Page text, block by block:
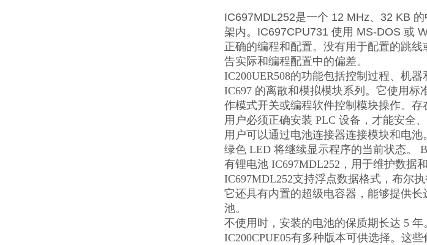
IC697MDL252是一个 12 MHz、32 KB
架内。IC697CPU731 使用 MS-DOS 或
正确的编程和配置。没有用于配置的跳
告实际和编程配置中的偏差。
IC200UER508的功能包括控制过程、机
IC697 的离散和模拟模块系列。它使用
作模式开关或编程软件控制模块操作。存
用户必须正确安装 PLC 设备，才能安全
用户可以通过电池连接器连接模块和电
绿色 LED 将继续显示程序的当前状态。
有锂电池 IC697MDL252，用于维护数据
IC697MDL252支持浮点数据格式，布尔执
它还具有内置的超级电容器，能够提供
池。
不使用时，安装的电池的保质期长达 5 年
IC200CPUE05有多种版本可供选择。这